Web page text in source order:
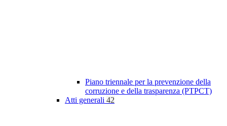
Piano triennale per la prevenzione della
corruzione e della trasparenza (PTPCT)
Atti generali 42